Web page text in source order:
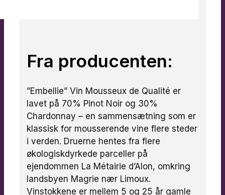
Fra producenten:
”Embellie” Vin Mousseux de Qualité er
lavet på 70% Pinot Noir og 30%
Chardonnay – en sammensætning som er
klassisk for mousserende vine flere steder
i verden. Druerne hentes fra flere
økologiskdyrkede parceller på
ejendommen La Métairie d’Alon, omkring
landsbyen Magrie nær Limoux.
Vinstokkene er mellem 5 og 25 år gamle